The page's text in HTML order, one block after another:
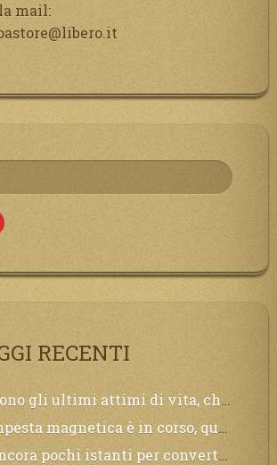
mail:
RECENTI
attimi di vita, chi si vuole salvare Mi chiami in suo aiuto.
corso, questa generazione patirà. Il black out non tarderà ad arrivare e tutta la Terra sarà oscurata.
non perdete tempo, la sciagura arriverà all’improvviso e per chi non si sarà preparato saranno dolori.